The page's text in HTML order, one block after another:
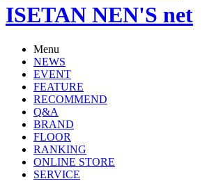
ISETAN NEN'S net
Menu
NEWS
EVENT
FEATURE
RECOMMEND
Q&A
BRAND
FLOOR
RANKING
ONLINE STORE
SERVICE